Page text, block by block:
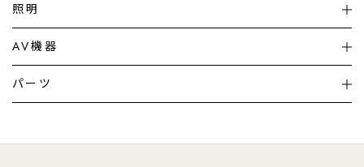
加湿器・空気清浄機
暖房機 掃除機
調理家電 生活家電
照明
シーリングライト
デスクライト
AV機器
テレビ
パーツ